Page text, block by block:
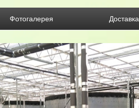
Фотогалерея Доставка